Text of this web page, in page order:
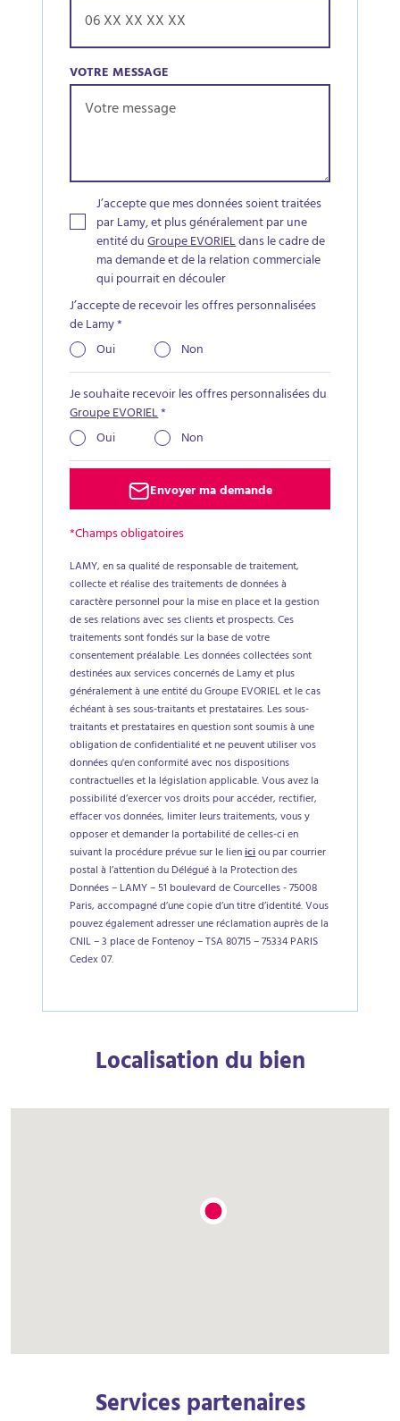
VOTRE MESSAGE
J’accepte que mes données soient traitées
par Lamy, et plus généralement par une
entité duGroupe EVORIELdans le cadre de
ma demande et de la relation commerciale
qui pourrait en découler
J’accepte de recevoir les offres personnalisées
de Lamy*
Oui
Non
Je souhaite recevoir les offres personnalisées du
Groupe EVORIEL*
Oui
Non
Envoyer ma demande
*Champs obligatoires
LAMY, en sa qualité de responsable de traitement,
collecte et réalise des traitements de données à
caractère personnel pour la mise en place et la gestion
de ses relations avec ses clients et prospects. Ces
traitements sont fondés sur la base de votre
consentement préalable. Les données collectées sont
destinées aux services concernés de Lamy et plus
généralement à une entité du Groupe EVORIEL et le cas
échéant à ses sous-traitants et prestataires. Les sous-
traitants et prestataires en question sont soumis à une
obligation de confidentialité et ne peuvent utiliser vos
données qu'en conformité avec nos dispositions
contractuelles et la législation applicable. Vous avez la
possibilité d’exercer vos droits pour accéder, rectifier,
effacer vos données, limiter leurs traitements, vous y
opposer et demander la portabilité de celles-ci en
suivant la procédure prévue sur le lieniciou par courrier
postal à l’attention du Délégué à la Protection des
Données – LAMY – 51 boulevard de Courcelles - 75008
Paris, accompagné d’une copie d’un titre d’identité. Vous
pouvez également adresser une réclamation auprès de la
CNIL – 3 place de Fontenoy – TSA 80715 – 75334 PARIS
Cedex 07.
Localisation du bien
Services partenaires